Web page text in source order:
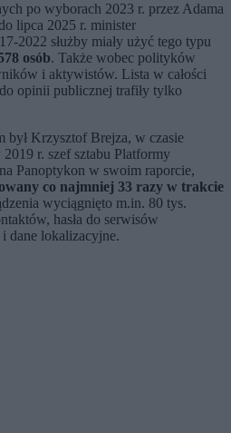
po wyborach 2023 r. przez Adama
lipca 2025 r. minister
2022 służby miały użyć tego typu
osób. Także wobec polityków
i aktywistów. Lista w całości
opinii publicznej trafiły tylko
był Krzysztof Brejza, w czasie
r. szef sztabu Platformy
Panoptykon w swoim raporcie,
co najmniej 33 razy w trakcie
wyciągnięto m.in. 80 tys.
hasła do serwisów
dane lokalizacyjne.